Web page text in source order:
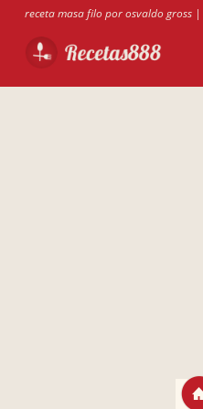
receta masa filo por osvaldo gross|